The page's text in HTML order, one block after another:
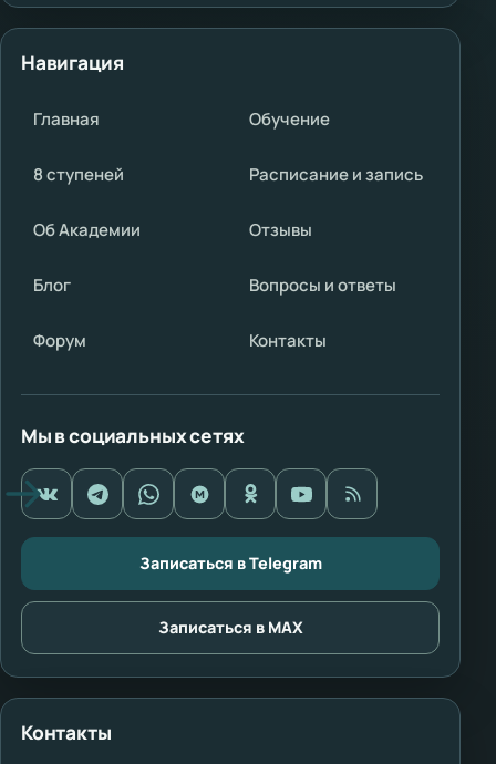
Навигация
Главная Обучение
8 ступеней Расписание и запись
Об Академии Отзывы
Блог Вопросы и ответы
Форум Контакты
Мы в социальных сетях
Записаться в Telegram
Записаться в MAX
Контакты